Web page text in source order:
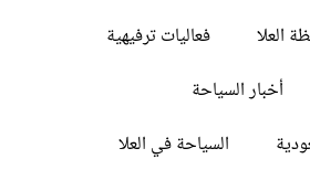
العلا
فعاليات ترفيهية
أخبار السياحة
السياحة في العلا